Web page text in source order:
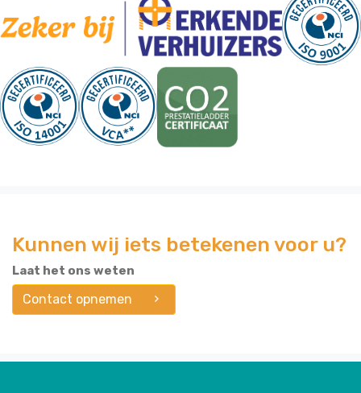
Kunnen wij iets betekenen voor u?
Laat het ons weten
Contact opnemen